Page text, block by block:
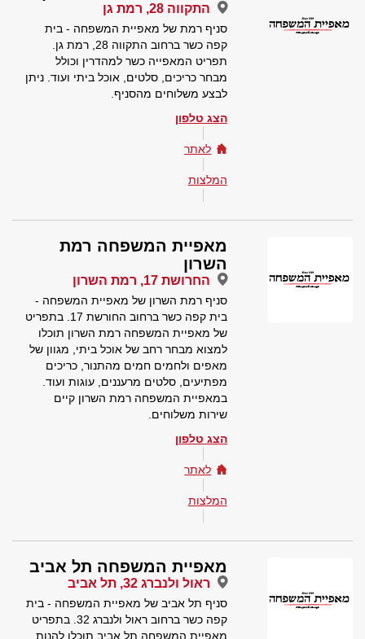
התקווה 28, רמת גן
סניף רמת של מאפיית המשפחה - בית
קפה כשר ברחוב התקווה 28, רמת גן.
תפריט המאפייה כשר למהדרין וכולל
מבחר כריכים, סלטים, אוכל ביתי ועוד. ניתן
לבצע משלוחים מהסניף.
הצג טלפון
לאתר
המלצות
מאפיית המשפחה רמת
השרון
החרושת 17, רמת השרון
סניף רמת השרון של מאפיית המשפחה -
בית קפה כשר ברחוב החורשת 17. בתפריט
של מאפיית המשפחה רמת השרון תוכלו
למצוא מבחר רחב של אוכל ביתי, מגוון של
מאפים ולחמים חמים מהתנור, כריכים
מפתיעים, סלטים מרעננים, עוגות ועוד.
במאפיית המשפחה רמת השרון קיים
שירות משלוחים.
הצג טלפון
לאתר
המלצות
מאפיית המשפחה תל אביב
ראול ולנברג 32, תל אביב
סניף תל אביב של מאפיית המשפחה - בית
קפה כשר ברחוב ראול ולנברג 32. בתפריט
מאפיית המשפחה תל אביב תוכלו להנות